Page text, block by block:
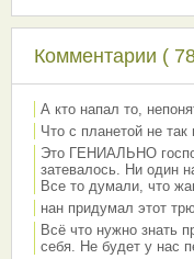
Комментарии (
А кто напал то,
Что с планетой не
Это ГЕНИАЛЬНО
затевалось. Ни один
Все то думали, что
нан придумал этот
Всё что нужно знать
себя. Не будет у нас